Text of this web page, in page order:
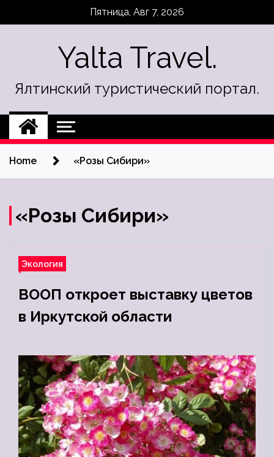
Пятница, Авг 7, 2026
Yalta Travel.
Ялтинский туристический портал.
Home «Розы Сибири»
«Розы Сибири»
Экология
ВООП откроет выставку цветов
в Иркутской области